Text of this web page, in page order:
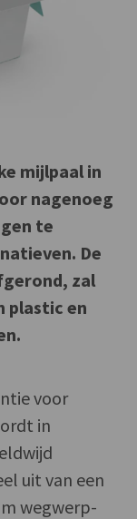
mijlpaal in
nagenoeg
te
De
zal
plastic en
voor
in
uit van een
wegwerp-